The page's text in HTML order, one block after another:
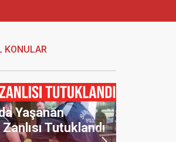
KONULAR
Yaşanan
Tutuklandı